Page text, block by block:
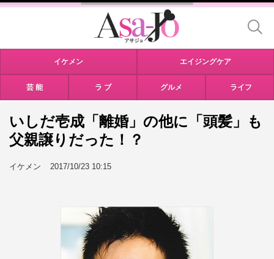
イケメン エイジングケア
芸 能 ラ ブ グルメ ライフ
いしだ壱成「離婚」の他に「頭髪」も
父親譲りだった！？
イケメン 2017/10/23 10:15